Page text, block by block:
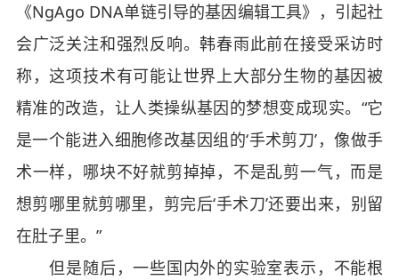
《NgAgo DNA单链引导的基因编辑工具》，引起社
会广泛关注和强烈反响。韩春雨此前在接受采访时
称，这项技术有可能让世界上大部分生物的基因被
精准的改造，让人类操纵基因的梦想变成现实。“它
是一个能进入细胞修改基因组的‘手术剪刀’，像做手
术一样，哪块不好就剪掉掉，不是乱剪一气，而是
想剪哪里就剪哪里，剪完后‘手术刀’还要出来，别留
在肚子里。”
但是随后，一些国内外的实验室表示，不能根